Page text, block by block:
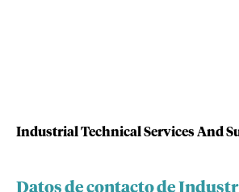
Industrial Technical Services And
Datos de contacto de